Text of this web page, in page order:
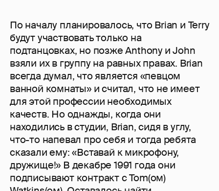
По началу планировалось, что Brian и Terry
будут участвовать только на
подтанцовках, но позже Anthony и John
взяли их в группу на равных правах. Brian
всегда думал, что является «певцом
ванной комнаты» и считал, что не имеет
для этой профессии необходимых
качеств. Но однажды, когда они
находились в студии, Brian, сидя в углу,
что-то напевал про себя и тогда ребята
сказали ему: «Вставай к микрофону,
дружище!» В декабре 1991 года они
подписывают контракт с Tom(ом)